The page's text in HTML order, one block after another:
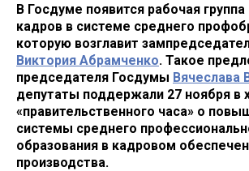
В Госдуме появится рабочая
кадров в системе среднего
которую возглавит
Виктория Абрамченко. Такое
председателя Госдумы Вячеслава
депутаты поддержали 27 ноября в
«правительственного часа» о
системы среднего
образования в кадровом
производства.